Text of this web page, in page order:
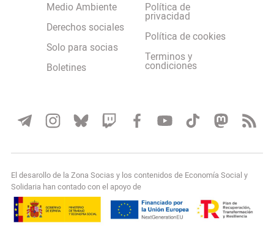
Medio Ambiente
Derechos sociales
Solo para socias
Boletines
Política de
privacidad
Política de cookies
Terminos y
condiciones
El desarollo de la Zona Socias y los contenidos de Economía Social y
Solidaria han contado con el apoyo de